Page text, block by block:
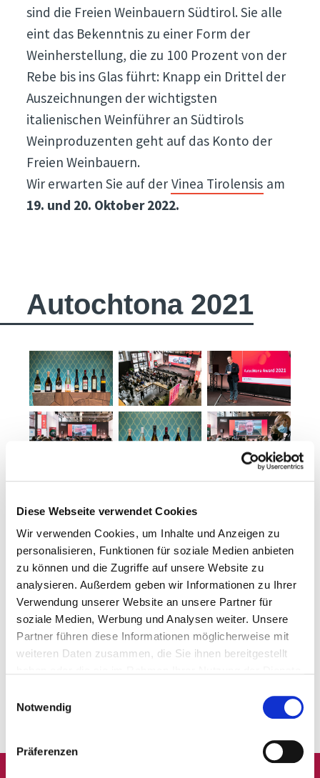
Diese Webseite verwendet Cookies
Wir verwenden Cookies, um Inhalte und Anzeigen zu
personalisieren, Funktionen für soziale Medien anbieten
zu können und die Zugriffe auf unsere Website zu
analysieren. Außerdem geben wir Informationen zu Ihrer
Verwendung unserer Website an unsere Partner für
soziale Medien, Werbung und Analysen weiter. Unsere
Partner führen diese Informationen möglicherweise mit
weiteren Daten zusammen, die Sie ihnen bereitgestellt
Notwendig
Präferenzen
sind die Freien Weinbauern Südtirol. Sie alle
eint das Bekenntnis zu einer Form der
Weinherstellung, die zu 100 Prozent von der
Rebe bis ins Glas führt: Knapp ein Drittel der
Auszeichnungen der wichtigsten
italienischen Weinführer an Südtirols
Weinproduzenten geht auf das Konto der
Freien Weinbauern.
Wir erwarten Sie auf der Vinea Tirolensis am
19. und 20. Oktober 2022.
Autochtona 2021